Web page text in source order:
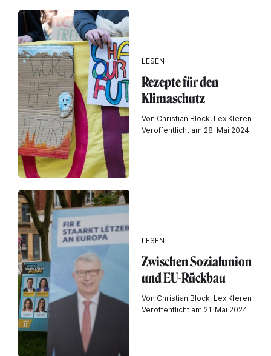
LESEN
Rezepte für den
Klimaschutz
Von Christian Block, Lex Kleren
Veröffentlicht am 28. Mai 2024
LESEN
Zwischen Sozialunion
und EU-Rückbau
Von Christian Block, Lex Kleren
Veröffentlicht am 21. Mai 2024